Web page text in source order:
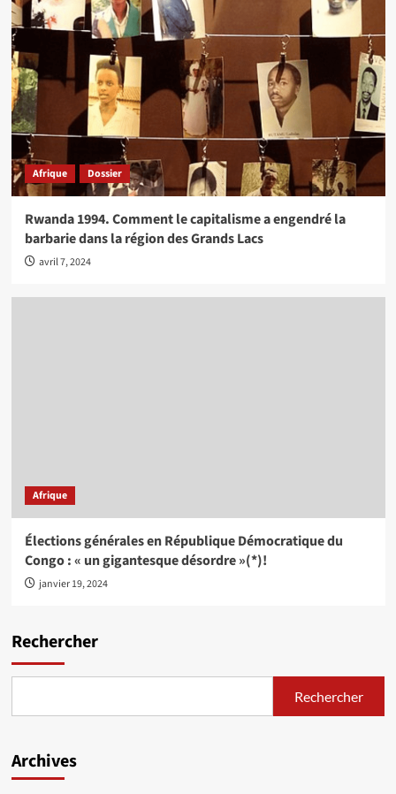
Afrique Dossier
Rwanda 1994. Comment le capitalisme a engendré la
barbarie dans la région des Grands Lacs
avril 7, 2024
Afrique
Élections générales en République Démocratique du
Congo : « un gigantesque désordre »(*)!
janvier 19, 2024
Rechercher
Rechercher
Archives